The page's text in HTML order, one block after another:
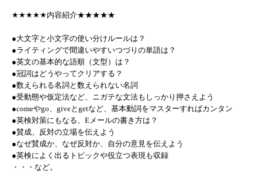
★★★★★内容紹介★★★★★
●大文字と小文字の使い分けルールは？
●ライティングで間違いやすいつづりの単語は？
●英文の基本的な語順（文型）は？
●冠詞はどうやってクリアする？
●数えられる名詞と数えられない名詞
●受動態や仮定法など、ニガテな文法もしっかり押さえよう
●comeやgo、giveとgetなど、基本動詞をマスターすればカンタン
●英検対策にもなる、Eメールの書き方は？
●賛成、反対の立場を伝えよう
●なぜ賛成か、なぜ反対か、自分の意見を伝えよう
●英検によく出るトピックや役立つ表現も収録
・・・など。